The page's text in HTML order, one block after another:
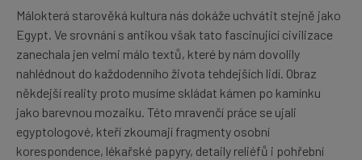
Málokterá starověká kultura nás dokáže uchvátit stejně jako
Egypt. Ve srovnání s antikou však tato fascinující civilizace
zanechala jen velmi málo textů, které by nám dovolily
nahlédnout do každodenního života tehdejších lidí. Obraz
někdejší reality proto musíme skládat kámen po kamínku
jako barevnou mozaiku. Této mravenčí práce se ujali
egyptologové, kteří zkoumají fragmenty osobní
korespondence, lékařské papyry, detaily reliéfů i pohřební